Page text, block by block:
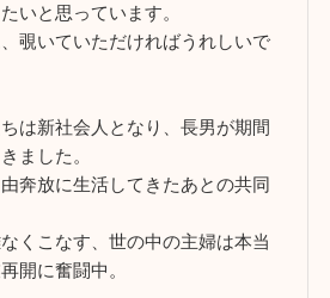
いと思っています。
覗いていただければうれしいで
は新社会人となり、長男が期間
ました。
奔放に生活してきたあとの共同
くこなす、世の中の主婦は本当
開に奮闘中。